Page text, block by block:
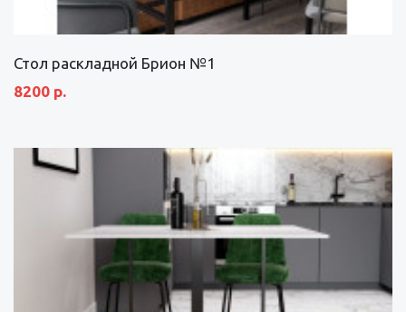
Стол раскладной Брион №1
8200 р.